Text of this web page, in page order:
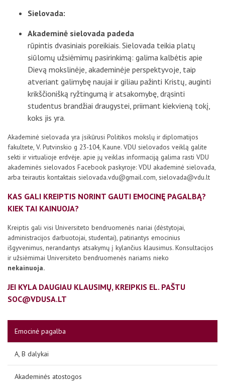
Sielovada:
Akademinė sielovada padeda
rūpintis dvasiniais poreikiais. Sielovada teikia platų
siūlomų užsiėmimų pasirinkimą: galima kalbėtis apie
Dievą mokslinėje, akademinėje perspektyvoje, taip
atveriant galimybę naujai ir giliau pažinti Kristų, auginti
krikščionišką ryžtingumą ir atsakomybę, drąsinti
studentus brandžiai draugystei, priimant kiekvieną tokį,
koks jis yra.
Akademinė sielovada yra įsikūrusi Politikos mokslų ir diplomatijos
fakultete, V. Putvinskio g 23-104, Kaune. VDU sielovados veiklą galite
sekti ir virtualioje erdvėje. apie jų veiklas informaciją galima rasti VDU
akademinės sielovados Facebook paskyroje: VDU akademinė sielovada,
arba teirautis kontaktais sielovada.vdu@gmail.com, sielovada@vdu.lt
KAS GALI KREIPTIS NORINT GAUTI EMOCINĘ PAGALBĄ?
KIEK TAI KAINUOJA?
Kreiptis gali visi Universiteto bendruomenės nariai (dėstytojai,
administracijos darbuotojai, studentai), patiriantys emocinius
išgyvenimus, nerandantys atsakymų į kylančius klausimus. Konsultacijos
ir užsiėmimai Universiteto bendruomenės nariams nieko
nekainuoja.
JEI KYLA DAUGIAU KLAUSIMŲ, KREIPKIS EL. PAŠTU
SOC@VDUSA.LT
Emocinė pagalba
A, B dalykai
Akademinės atostogos